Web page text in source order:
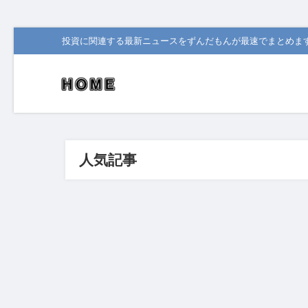
投資に関連する最新ニュースをずんだもんが最速でまとめま
人気記事